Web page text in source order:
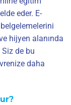
eder. E-
hijyen alanında
de bu
daha